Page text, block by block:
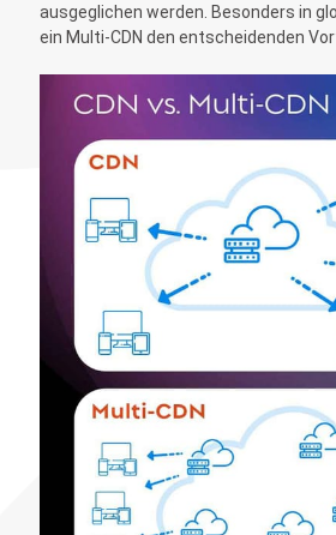
ausgeglichen werden. Besonders in
ein Multi-CDN den entscheidenden